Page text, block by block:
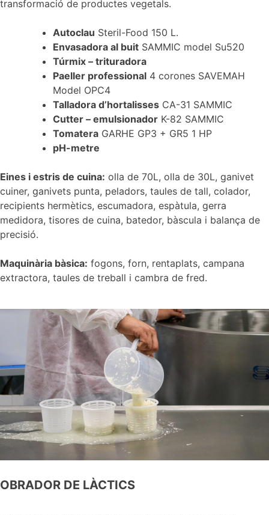
transformació de productes vegetals.
Autoclau Steril-Food 150 L.
Envasadora al buit SAMMIC model Su520
Túrmix – trituradora
Paeller professional 4 corones SAVEMAH
Model OPC4
Talladora d’hortalisses CA-31 SAMMIC
Cutter – emulsionador K-82 SAMMIC
Tomatera GARHE GP3 + GR5 1 HP
pH-metre
Eines i estris de cuina: olla de 70L, olla de 30L, ganivet
cuiner, ganivets punta, peladors, taules de tall, colador,
recipients hermètics, escumadora, espàtula, gerra
medidora, tisores de cuina, batedor, bàscula i balança de
precisió.
Maquinària bàsica: fogons, forn, rentaplats, campana
extractora, taules de treball i cambra de fred.
OBRADOR DE LÀCTICS